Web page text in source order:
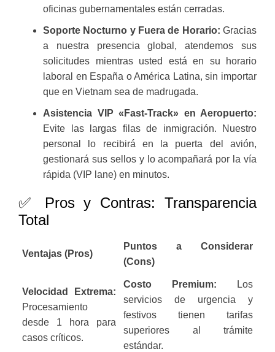
oficinas gubernamentales están cerradas.
Soporte Nocturno y Fuera de Horario: Gracias
a nuestra presencia global, atendemos sus
solicitudes mientras usted está en su horario
laboral en España o América Latina, sin importar
que en Vietnam sea de madrugada.
Asistencia VIP «Fast-Track» en Aeropuerto:
Evite las largas filas de inmigración. Nuestro
personal lo recibirá en la puerta del avión,
gestionará sus sellos y lo acompañará por la vía
rápida (VIP lane) en minutos.
✅ Pros y Contras: Transparencia
Total
Ventajas (Pros)
Puntos a Considerar
(Cons)
Velocidad Extrema:
Procesamiento
desde 1 hora para
casos críticos.
Costo Premium: Los
servicios de urgencia y
festivos tienen tarifas
superiores al trámite
estándar.